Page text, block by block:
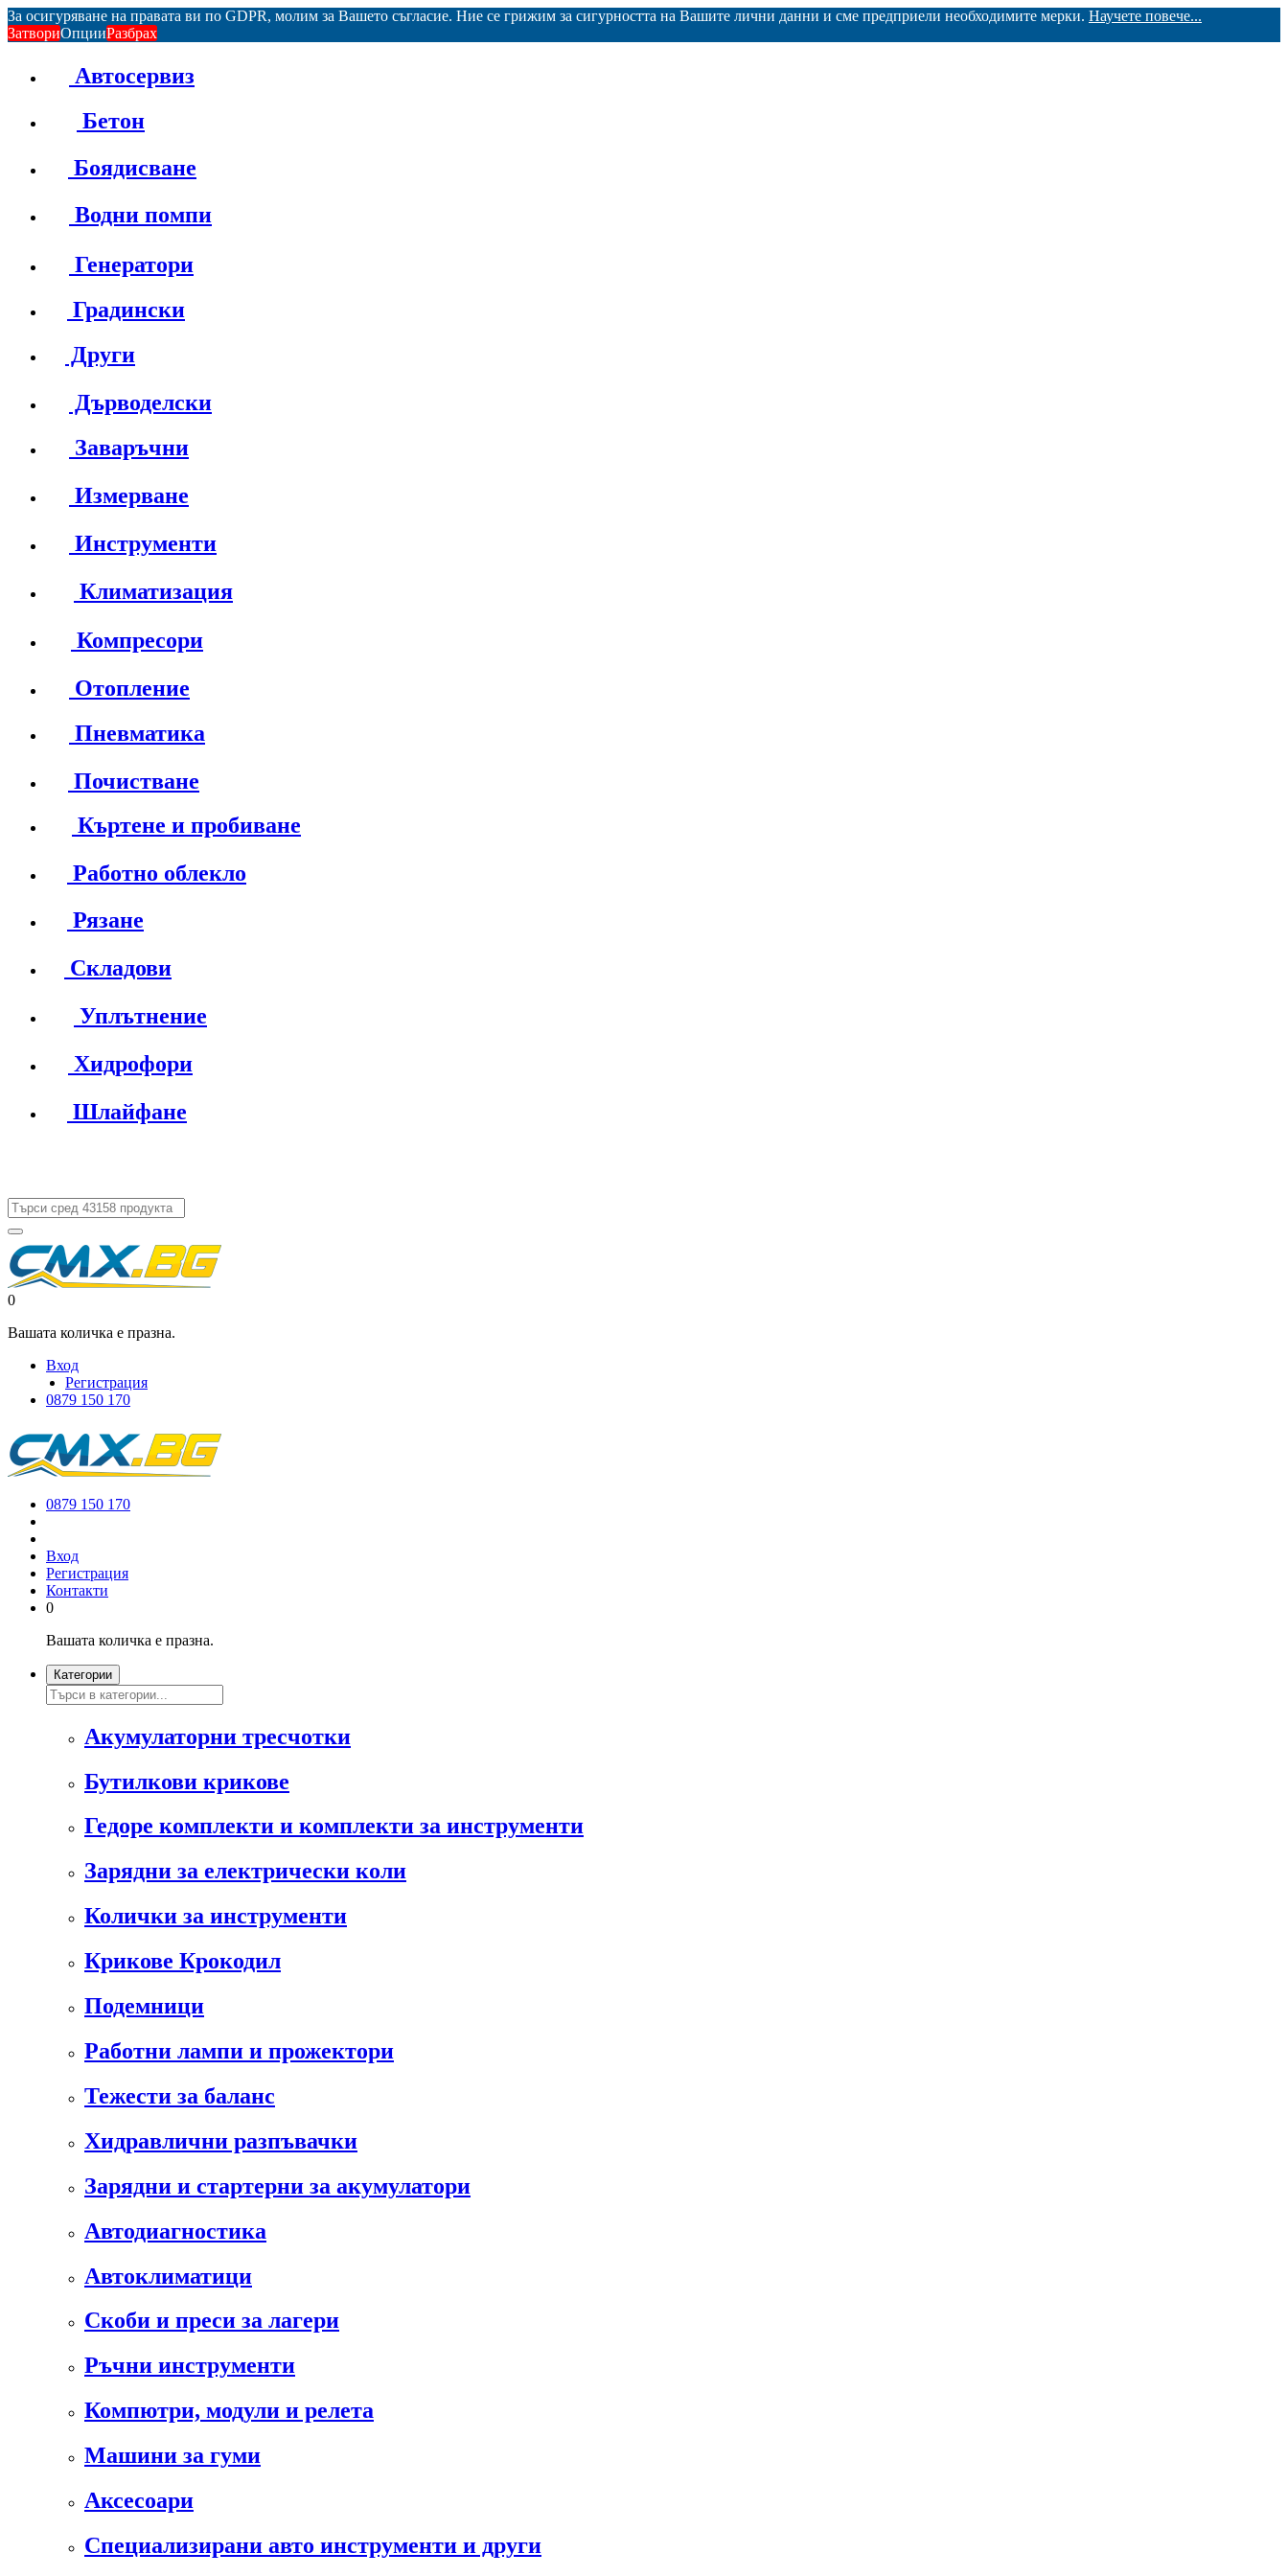
За осигуряване на правата ви по GDPR, молим за Вашето съгласие. Ние се грижим за сигурността на Вашите лични данни и сме предприели необходимите мерки. Научете повече...
ЗатвориОпцииРазбрах
Автосервиз
Бетон
Боядисване
Водни помпи
Генератори
Градински
Други
Дърводелски
Заваръчни
Измерване
Инструменти
Климатизация
Компресори
Отопление
Пневматика
Почистване
Къртене и пробиване
Работно облекло
Рязане
Складови
Уплътнение
Хидрофори
Шлайфане
0
Вашата количка е празна.
Вход
Регистрация
0879 150 170
0879 150 170
Вход
Регистрация
Контакти
0
Вашата количка е празна.
Категории
Акумулаторни тресчотки
Бутилкови крикове
Гедоре комплекти и комплекти за инструменти
Зарядни за електрически коли
Колички за инструменти
Крикове Крокодил
Подемници
Работни лампи и прожектори
Тежести за баланс
Хидравлични разпъвачки
Зарядни и стартерни за акумулатори
Автодиагностика
Автоклиматици
Скоби и преси за лагери
Ръчни инструменти
Компютри, модули и релета
Машини за гуми
Аксесоари
Специализирани авто инструменти и други